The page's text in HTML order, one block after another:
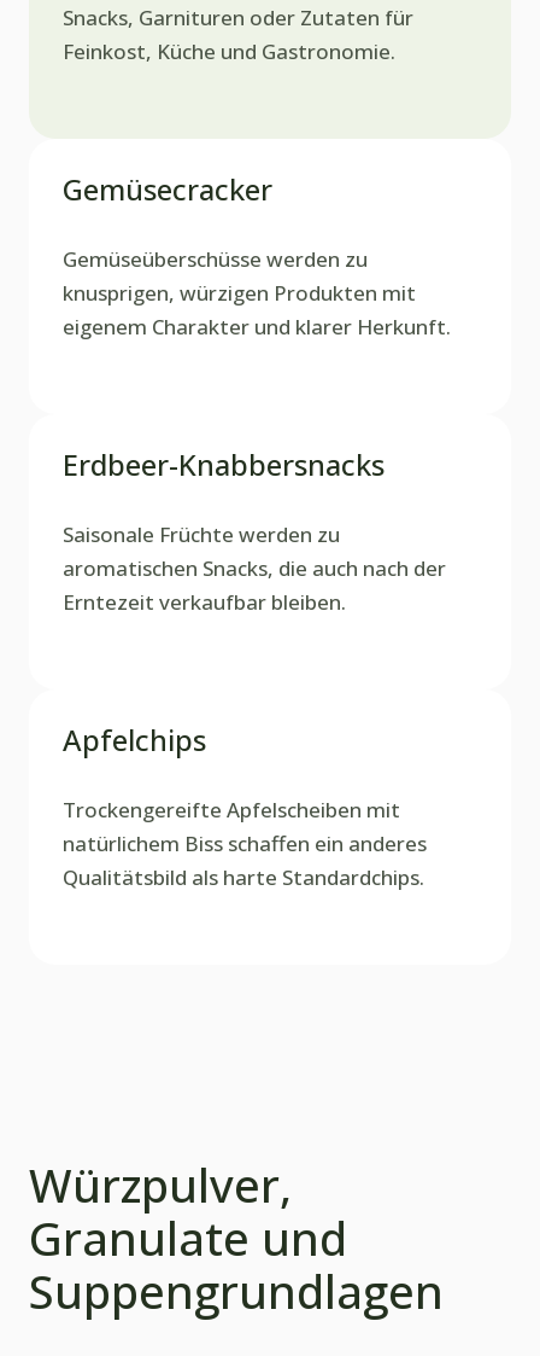
Snacks, Garnituren oder Zutaten für
Feinkost, Küche und Gastronomie.
Gemüsecracker
Gemüseüberschüsse werden zu
knusprigen, würzigen Produkten mit
eigenem Charakter und klarer Herkunft.
Erdbeer-Knabbersnacks
Saisonale Früchte werden zu
aromatischen Snacks, die auch nach der
Erntezeit verkaufbar bleiben.
Apfelchips
Trockengereifte Apfelscheiben mit
natürlichem Biss schaffen ein anderes
Qualitätsbild als harte Standardchips.
Würzpulver,
Granulate und
Suppengrundlagen